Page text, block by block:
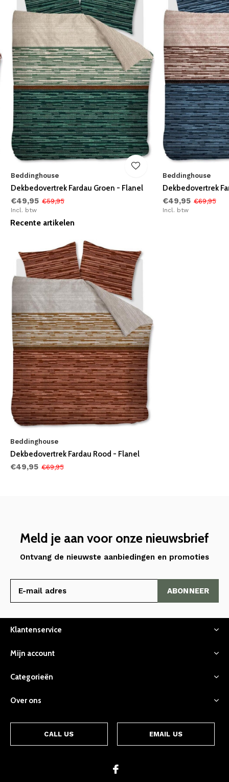
Beddinghouse
Dekbedovertrek Fardau Groen - Flanel
€49,95 €59,95
Incl. btw
Beddinghouse
Dekbedovertrek
€49,95 €69,95
Incl. btw
Recente artikelen
Beddinghouse
Dekbedovertrek Fardau Rood - Flanel
€49,95 €69,95
Meld je aan voor onze nieuwsbrief
Ontvang de nieuwste aanbiedingen en promoties
ABONNEER
Klantenservice
Mijn account
Categorieën
Over ons
CALL US EMAIL US